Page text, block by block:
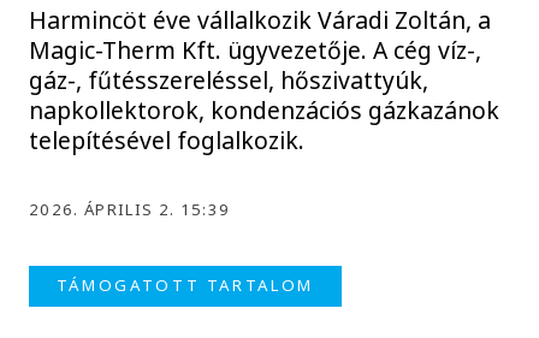
Harmincöt éve vállalkozik Váradi Zoltán, a
Magic-Therm Kft. ügyvezetője. A cég víz-,
gáz-, fűtésszereléssel, hőszivattyúk,
napkollektorok, kondenzációs gázkazánok
telepítésével foglalkozik.
2026. ÁPRILIS 2. 15:39
TÁMOGATOTT TARTALOM